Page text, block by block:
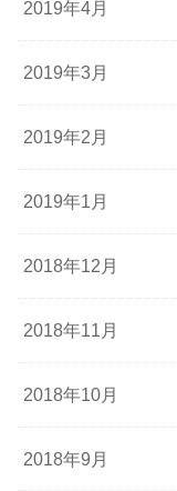
2019年4月
2019年3月
2019年2月
2019年1月
2018年12月
2018年11月
2018年10月
2018年9月